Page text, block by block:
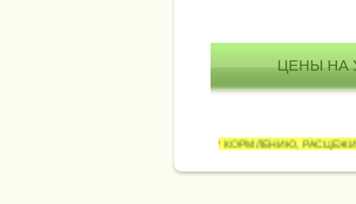
ЦЕНЫ НА
ОБУЧЕНИЕ ПРАВИЛЬНОМУ КОРМЛЕНИЮ, РАСЦЕЖИВАНИЕ,